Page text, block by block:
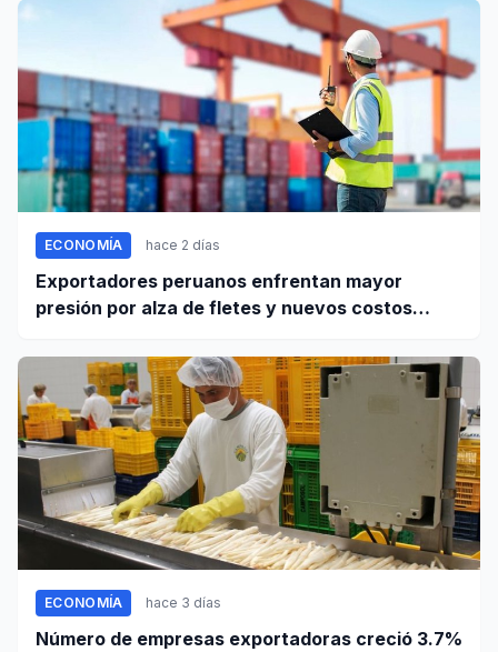
ECONOMÍA hace 2 días
Exportadores peruanos enfrentan mayor
presión por alza de fletes y nuevos costos
ECONOMÍA hace 3 días
Número de empresas exportadoras creció 3.7%